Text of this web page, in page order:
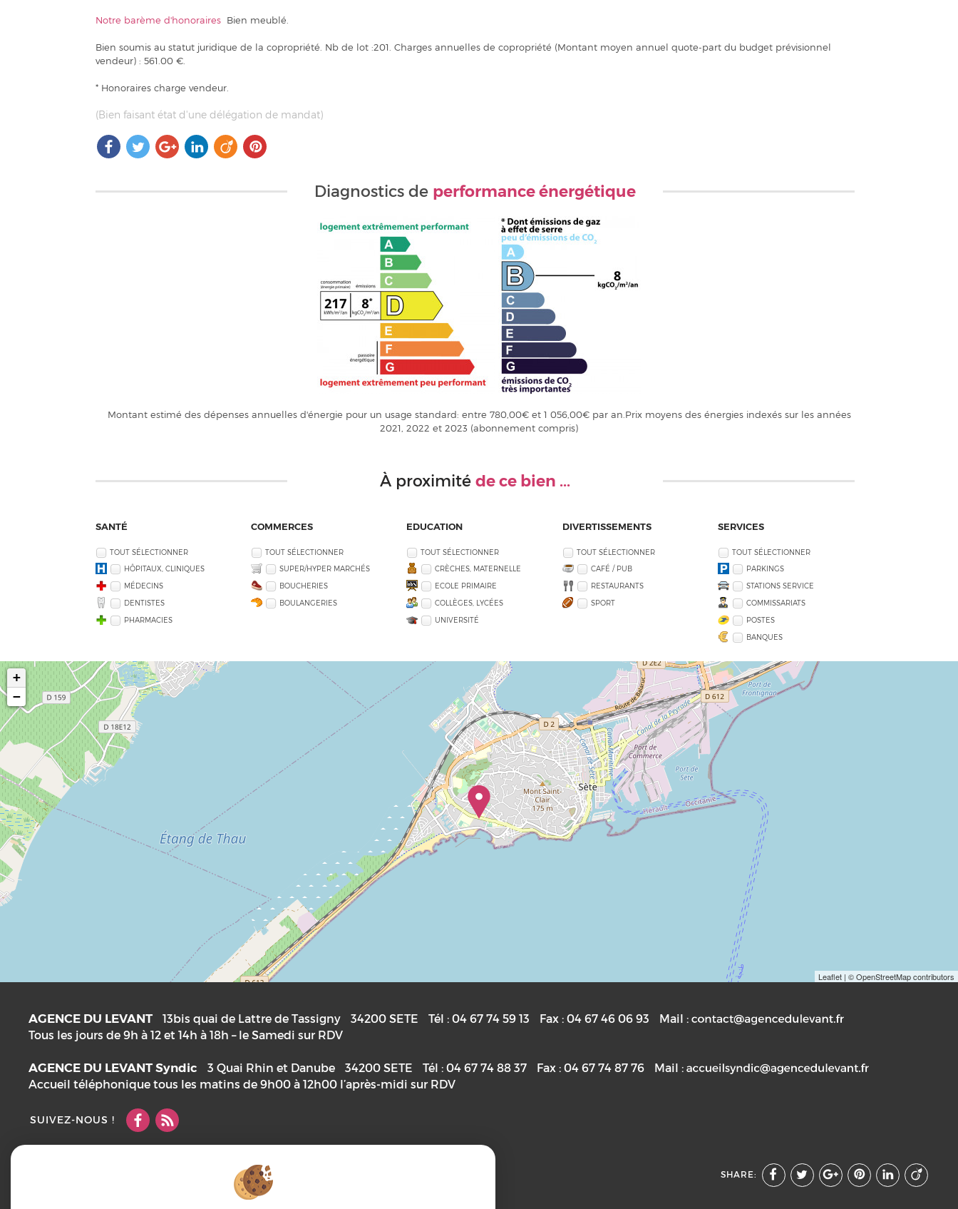
Notre barème d'honoraires Bien meublé.
Bien soumis au statut juridique de la copropriété. Nb de lot :201. Charges annuelles de copropriété (Montant moyen annuel quote-part du budget prévisionnel
vendeur) : 561.00 €.
* Honoraires charge vendeur.
(Bien faisant état d'une délégation de mandat)
Diagnostics de performance énergétique
Montant estimé des dépenses annuelles d'énergie pour un usage standard: entre 780,00€ et 1 056,00€ par an.Prix moyens des énergies indexés sur les années
2021, 2022 et 2023 (abonnement compris)
À proximitéde ce bien ...
SANTÉ
TOUT SÉLECTIONNER
HÔPITAUX, CLINIQUES
MÉDECINS
DENTISTES
PHARMACIES
COMMERCES
TOUT SÉLECTIONNER
SUPER/HYPER MARCHÉS
BOUCHERIES
BOULANGERIES
EDUCATION
TOUT SÉLECTIONNER
CRÈCHES, MATERNELLE
ECOLE PRIMAIRE
COLLÈGES, LYCÉES
UNIVERSITÉ
DIVERTISSEMENTS
TOUT SÉLECTIONNER
CAFÉ / PUB
RESTAURANTS
SPORT
SERVICES
TOUT SÉLECTIONNER
PARKINGS
STATIONS SERVICE
COMMISSARIATS
POSTES
BANQUES
+
−
Leaflet | © OpenStreetMap contributors
AGENCE DU LEVANT 13bis quai de Lattre de Tassigny 34200 SETE Tél :04 67 74 59 13 Fax :04 67 46 06 93
Mail :
Tous les jours de 9h à 12 et 14h à 18h – le Samedi sur RDV
AGENCE DU LEVANT Syndic 3 Quai Rhin et Danube 34200 SETE Tél :04 67 74 88 37 Fax :04 67 74 87 76
Mail :
Accueil téléphonique tous les matins de 9h00 à 12h00 l’après-midi sur RDV
SUIVEZ-NOUS !
Plan
SHARE: